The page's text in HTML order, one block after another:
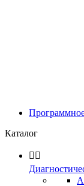
Каталог
 